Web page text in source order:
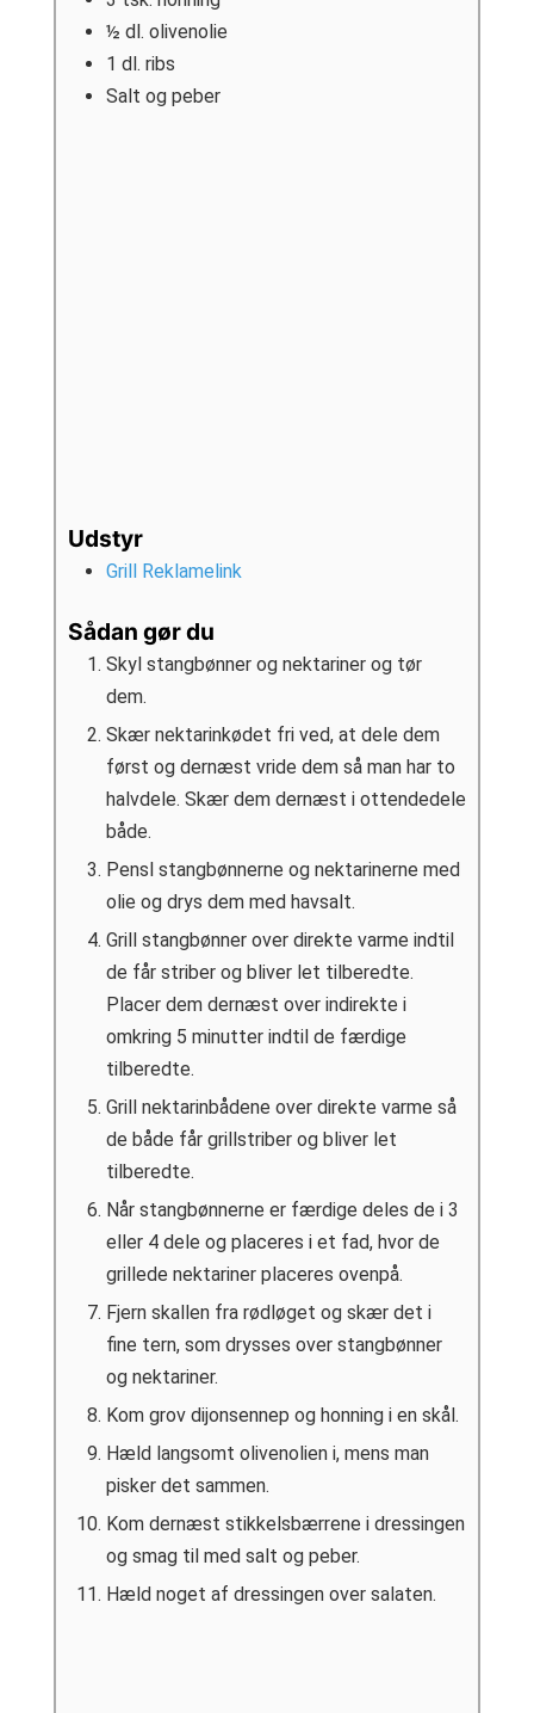
½ dl. olivenolie
1 dl. ribs
Salt og peber
Udstyr
Grill Reklamelink
Sådan gør du
Skyl stangbønner og nektariner og tør
dem.
Skær nektarinkødet fri ved, at dele dem
først og dernæst vride dem så man har to
halvdele. Skær dem dernæst i ottendedele
både.
Pensl stangbønnerne og nektarinerne med
olie og drys dem med havsalt.
Grill stangbønner over direkte varme indtil
de får striber og bliver let tilberedte.
Placer dem dernæst over indirekte i
omkring 5 minutter indtil de færdige
tilberedte.
Grill nektarinbådene over direkte varme så
de både får grillstriber og bliver let
tilberedte.
Når stangbønnerne er færdige deles de i 3
eller 4 dele og placeres i et fad, hvor de
grillede nektariner placeres ovenpå.
Fjern skallen fra rødløget og skær det i
fine tern, som drysses over stangbønner
og nektariner.
Kom grov dijonsennep og honning i en skål.
Hæld langsomt olivenolien i, mens man
pisker det sammen.
Kom dernæst stikkelsbærrene i dressingen
og smag til med salt og peber.
Hæld noget af dressingen over salaten.